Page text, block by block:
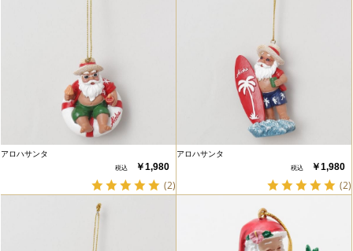
アロハサンタ
￥1,980
(2)
アロハサンタ
￥1,980
(2)